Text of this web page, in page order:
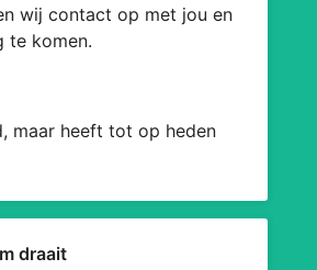
wij contact op met jou en
te komen.
maar heeft tot op heden
draait